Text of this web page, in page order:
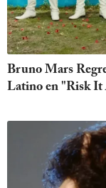
Bruno Mars
Latino en "Risk It